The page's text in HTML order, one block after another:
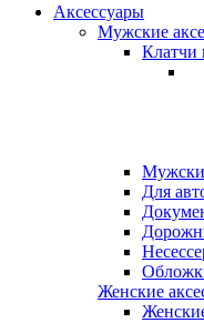
Аксессуары
Мужские
Клатчи
Для
Женские